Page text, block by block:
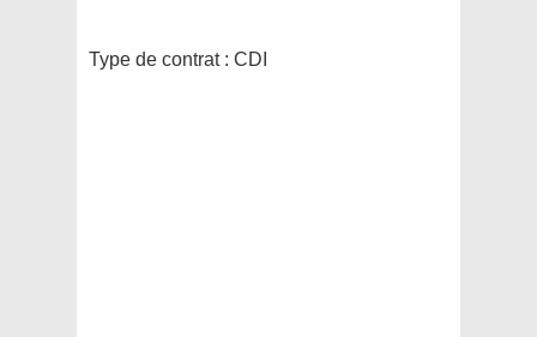
Type de contrat : CDI